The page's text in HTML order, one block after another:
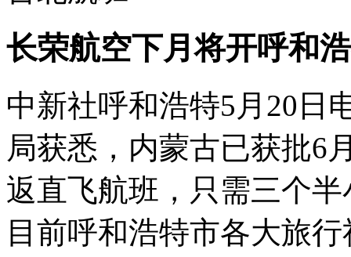
长荣航空下月将开呼和
中新社呼和浩特5月20日
局获悉，内蒙古已获批6
返直飞航班，只需三个
目前呼和浩特市各大旅